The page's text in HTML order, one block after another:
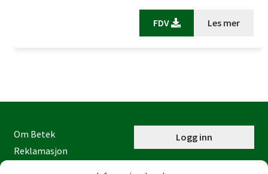
FDV Les mer
Logg inn
Om Betek
Reklamasjon